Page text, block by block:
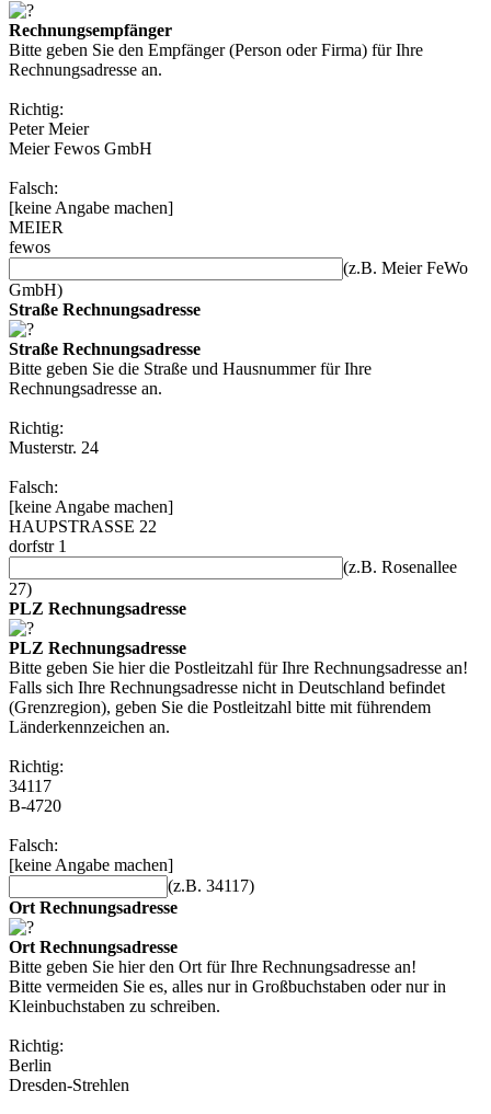
Rechnungsempfänger
Bitte geben Sie den Empfänger (Person oder Firma) für Ihre
Rechnungsadresse an.
Richtig:
Peter Meier
Meier Fewos GmbH
Falsch:
[keine Angabe machen]
MEIER
fewos
(z.B. Meier FeWo
GmbH)
Straße Rechnungsadresse
Straße Rechnungsadresse
Bitte geben Sie die Straße und Hausnummer für Ihre
Rechnungsadresse an.
Richtig:
Musterstr. 24
Falsch:
[keine Angabe machen]
HAUPSTRASSE 22
dorfstr 1
(z.B. Rosenallee
27)
PLZ Rechnungsadresse
PLZ Rechnungsadresse
Bitte geben Sie hier die Postleitzahl für Ihre Rechnungsadresse an!
Falls sich Ihre Rechnungsadresse nicht in Deutschland befindet
(Grenzregion), geben Sie die Postleitzahl bitte mit führendem
Länderkennzeichen an.
Richtig:
34117
B-4720
Falsch:
[keine Angabe machen]
(z.B. 34117)
Ort Rechnungsadresse
Ort Rechnungsadresse
Bitte geben Sie hier den Ort für Ihre Rechnungsadresse an!
Bitte vermeiden Sie es, alles nur in Großbuchstaben oder nur in
Kleinbuchstaben zu schreiben.
Richtig:
Berlin
Dresden-Strehlen